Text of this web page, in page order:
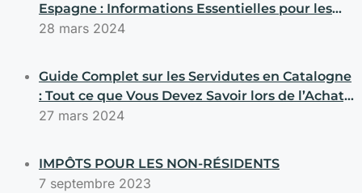
Espagne : Informations Essentielles pour les
Transactions Immobilières
28 mars 2024
Guide Complet sur les Servidutes en Catalogne
: Tout ce que Vous Devez Savoir lors de l’Achat,
la Vente ou la Construction de Propriétés
27 mars 2024
IMPÔTS POUR LES NON-RÉSIDENTS
7 septembre 2023